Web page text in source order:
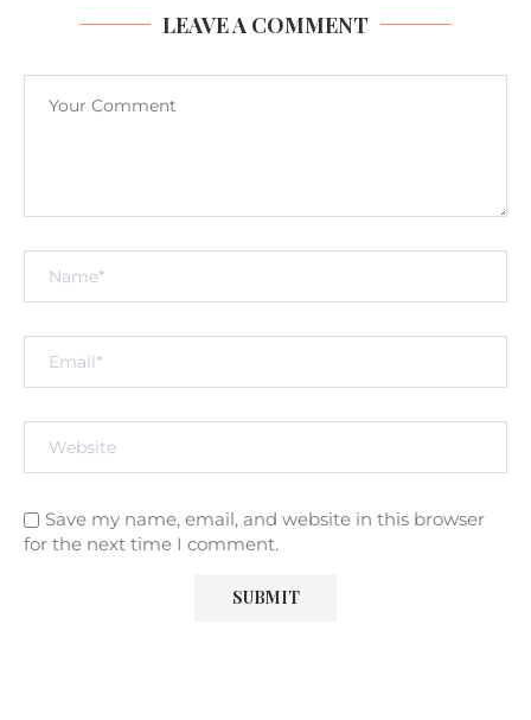
LEAVE A COMMENT
Save my name, email, and website in this browser
for the next time I comment.